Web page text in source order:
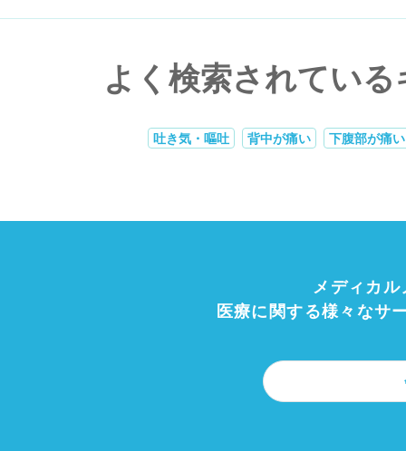
よく検索されてい
吐き気・嘔吐 背中が痛い 下腹部が痛い
メディカル
医療に関する様々なサ